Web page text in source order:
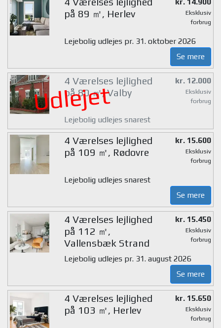
på 89 ㎡, Herlev
Eksklusiv
forbrug
Lejebolig udlejes pr. 31. oktober 2026
Se mere
Udlejet
4 Værelses lejlighed
på 80 ㎡, Valby
kr. 12.000
Eksklusiv
forbrug
Lejebolig udlejes snarest
4 Værelses lejlighed
på 109 ㎡, Rødovre
kr. 15.600
Eksklusiv
forbrug
Lejebolig udlejes snarest
Se mere
4 Værelses lejlighed
på 112 ㎡,
Vallensbæk Strand
kr. 15.450
Eksklusiv
forbrug
Lejebolig udlejes pr. 31. august 2026
Se mere
4 Værelses lejlighed
på 103 ㎡, Herlev
kr. 15.650
Eksklusiv
forbrug